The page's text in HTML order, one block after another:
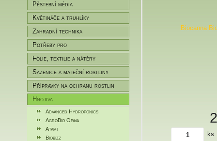
Pěstební média
Květináče a truhlíky
Zahradní technika
Potřeby pro
zahradníky/pěstitele
Fólie, textilie a nátěry
Sazenice a mateční rostliny
Přípravky na ochranu rostlin
Hnojiva
Advanced Hydroponics
AgroBio Opava
Atami
Biobizz
ks